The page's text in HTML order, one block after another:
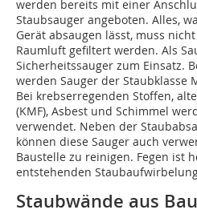
werden bereits mit einer
Staubsauger angeboten. Alles,
Gerät absaugen lässt, muss
Raumluft gefiltert werden. Als
Sicherheitssauger zum Einsatz.
werden Sauger der Staubklasse
Bei krebserregenden Stoffen,
(KMF), Asbest und Schimmel
verwendet. Neben der
können diese Sauger auch
Baustelle zu reinigen. Fegen ist
entstehenden
Staubwände aus